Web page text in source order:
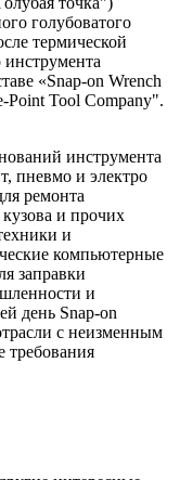
голубоватого
термической
«Snap-on Wrench
Point Tool Company".
инструмента
пневмо и электро
ремонта
кузова и прочих
и
компьютерные
заправки
и
день Snap-on
с неизменным
требования